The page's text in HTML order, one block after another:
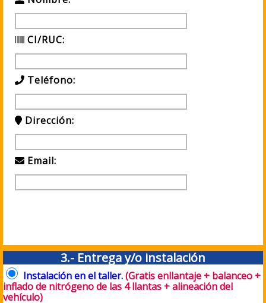
CI/RUC:
Teléfono:
Dirección:
Email:
3.- Entrega y/o instalación
Instalación en el taller.(Gratis enllantaje + balanceo +
inflado de nitrógeno de las 4 llantas + alineación del
vehículo)